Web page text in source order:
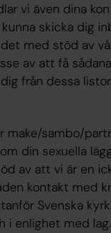
vi även dina
skicka dig
med stöd av
av att få
från dessa
sambo/
din sexuella
av att vi är en
kontakt med
Svenska
i enlighet med lag.